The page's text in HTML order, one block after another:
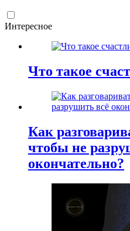
Интересное
Что такое
Как
чтобы не
окончательно?